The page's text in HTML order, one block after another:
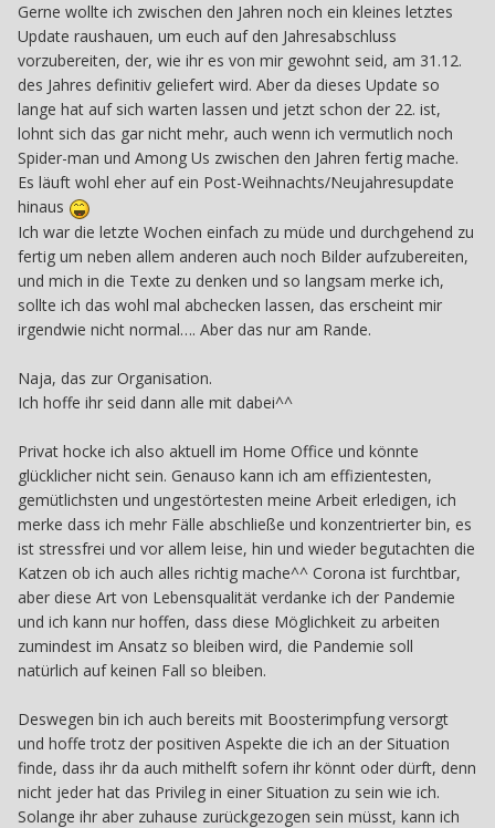
Gerne wollte ich zwischen den Jahren noch ein kleines letztes
Update raushauen, um euch auf den Jahresabschluss
vorzubereiten, der, wie ihr es von mir gewohnt seid, am 31.12.
des Jahres definitiv geliefert wird. Aber da dieses Update so
lange hat auf sich warten lassen und jetzt schon der 22. ist,
lohnt sich das gar nicht mehr, auch wenn ich vermutlich noch
Spider-man und Among Us zwischen den Jahren fertig mache.
Es läuft wohl eher auf ein Post-Weihnachts/Neujahresupdate
hinaus
Ich war die letzte Wochen einfach zu müde und durchgehend zu
fertig um neben allem anderen auch noch Bilder aufzubereiten,
und mich in die Texte zu denken und so langsam merke ich,
sollte ich das wohl mal abchecken lassen, das erscheint mir
irgendwie nicht normal…. Aber das nur am Rande.
Naja, das zur Organisation.
Ich hoffe ihr seid dann alle mit dabei^^
Privat hocke ich also aktuell im Home Office und könnte
glücklicher nicht sein. Genauso kann ich am effizientesten,
gemütlichsten und ungestörtesten meine Arbeit erledigen, ich
merke dass ich mehr Fälle abschließe und konzentrierter bin, es
ist stressfrei und vor allem leise, hin und wieder begutachten die
Katzen ob ich auch alles richtig mache^^ Corona ist furchtbar,
aber diese Art von Lebensqualität verdanke ich der Pandemie
und ich kann nur hoffen, dass diese Möglichkeit zu arbeiten
zumindest im Ansatz so bleiben wird, die Pandemie soll
natürlich auf keinen Fall so bleiben.
Deswegen bin ich auch bereits mit Boosterimpfung versorgt
und hoffe trotz der positiven Aspekte die ich an der Situation
finde, dass ihr da auch mithelft sofern ihr könnt oder dürft, denn
nicht jeder hat das Privileg in einer Situation zu sein wie ich.
Solange ihr aber zuhause zurückgezogen sein müsst, kann ich